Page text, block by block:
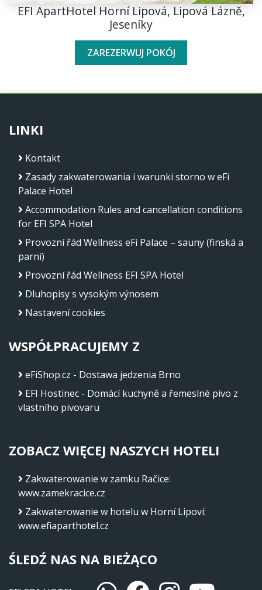
EFI ApartHotel Horní Lipová, Lipová Lázně,
Jeseníky
ZAREZERWUJ POKÓJ
LINKI
Kontakt
Zasady zakwaterowania i warunki storno w eFi
Palace Hotel
Accommodation Rules and cancellation conditions
for EFI SPA Hotel
Provozní řád Wellness eFi Palace – sauny (finská a
parní)
Provozní řád Wellness EFI SPA Hotel
Dluhopisy s vysokým výnosem
Nastavení cookies
WSPÓŁPRACUJEMY Z
eFiShop.cz - Dostawa jedzenia Brno
EFI Hostinec - Domácí kuchyně a řemeslné pivo z
vlastního pivovaru
ZOBACZ WIĘCEJ NASZYCH HOTELI
Zakwaterowanie w zamku Račice:
www.zamekracice.cz
Zakwaterowanie w hotelu w Horní Lipoví:
www.efiaparthotel.cz
ŚLEDŹ NAS NA BIEŻĄCO